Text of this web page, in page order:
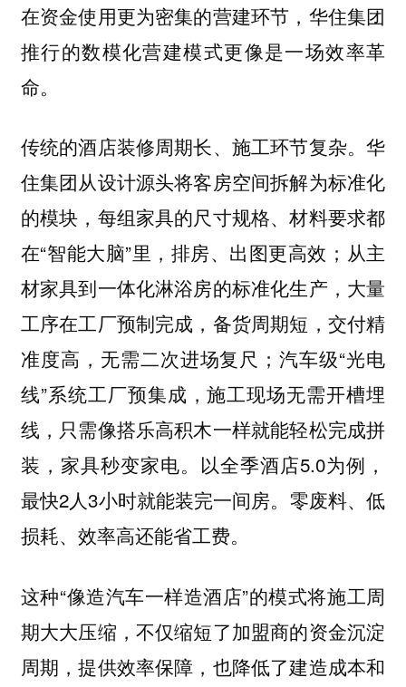
在资金使用更为密集的营建环节，华住集团
推行的数模化营建模式更像是一场效率革
命。
传统的酒店装修周期长、施工环节复杂。华
住集团从设计源头将客房空间拆解为标准化
的模块，每组家具的尺寸规格、材料要求都
在“智能大脑”里，排房、出图更高效；从主
材家具到一体化淋浴房的标准化生产，大量
工序在工厂预制完成，备货周期短，交付精
准度高，无需二次进场复尺；汽车级“光电
线”系统工厂预集成，施工现场无需开槽埋
线，只需像搭乐高积木一样就能轻松完成拼
装，家具秒变家电。以全季酒店5.0为例，
最快2人3小时就能装完一间房。零废料、低
损耗、效率高还能省工费。
这种“像造汽车一样造酒店”的模式将施工周
期大大压缩，不仅缩短了加盟商的资金沉淀
周期，提供效率保障，也降低了建造成本和